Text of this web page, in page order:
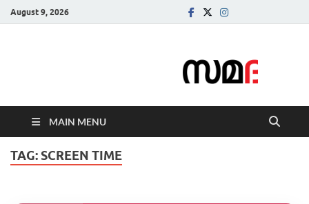
August 9, 2026
MAIN MENU
TAG: SCREEN TIME